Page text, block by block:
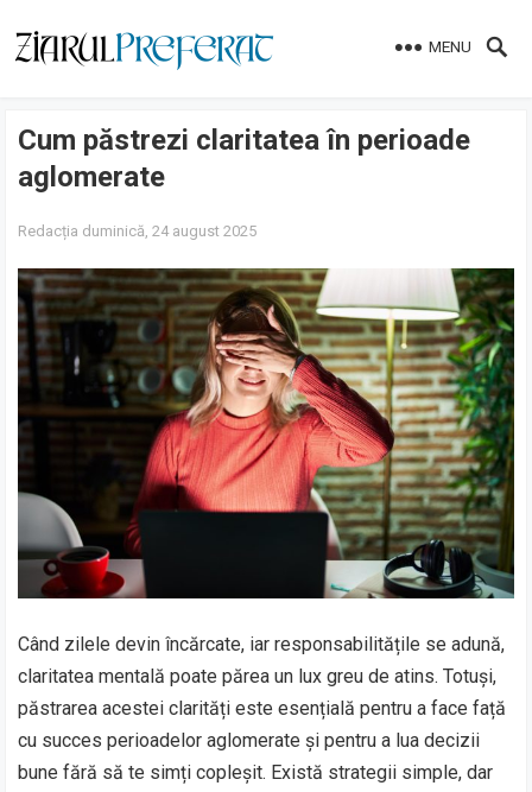
MENU
Cum păstrezi claritatea în perioade
aglomerate
Redacția duminică, 24 august 2025
Când zilele devin încărcate, iar responsabilitățile se adună,
claritatea mentală poate părea un lux greu de atins. Totuși,
păstrarea acestei clarități este esențială pentru a face față
cu succes perioadelor aglomerate și pentru a lua decizii
bune fără să te simți copleșit. Există strategii simple, dar